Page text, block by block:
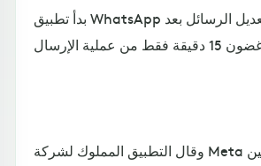
بدأ تطبيق WhatsApp إتاحة ميزة تعديل الرسائل بعد
وقال التطبيق المملوك لشركة Meta في بيان اليوم الإثنين